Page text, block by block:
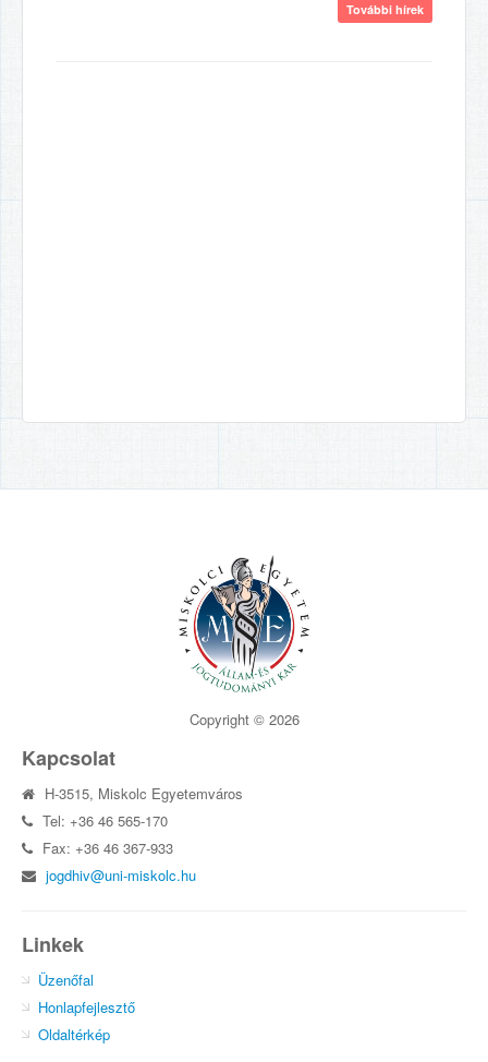
További hírek
Copyright © 2026
Kapcsolat
H-3515, Miskolc Egyetemváros
Tel: +36 46 565-170
Fax: +36 46 367-933
jogdhiv@uni-miskolc.hu
Linkek
Üzenőfal
Honlapfejlesztő
Oldaltérkép